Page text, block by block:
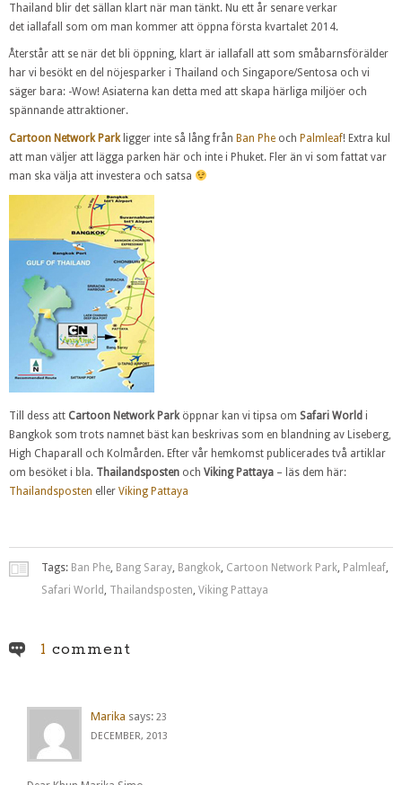
Thailand blir det sällan klart när man tänkt. Nu ett år senare verkar
det iallafall som om man kommer att öppna första kvartalet 2014.
Återstår att se när det bli öppning, klart är iallafall att som småbarnsförälder
har vi besökt en del nöjesparker i Thailand och Singapore/Sentosa och vi
säger bara: -Wow! Asiaterna kan detta med att skapa härliga miljöer och
spännande attraktioner.
Cartoon Network Parkligger inte så lång från Ban Phe och Palmleaf! Extra kul
att man väljer att lägga parken här och inte i Phuket. Fler än vi som fattat var
man ska välja att investera och satsa
Till dess att Cartoon Network Parköppnar kan vi tipsa om Safari World i
Bangkok som trots namnet bäst kan beskrivas som en blandning av Liseberg,
High Chaparall och Kolmården. Efter vår hemkomst publicerades två artiklar
om besöket i bla. Thailandsposten och Viking Pattaya – läs dem här:
Thailandsposten eller Viking Pattaya
Tags: Ban Phe Bang Saray Bangkok Cartoon Network Park Palmleaf
Safari World
Thailandsposten Viking Pattaya
1 comment
Marika says: 23
DECEMBER, 2013